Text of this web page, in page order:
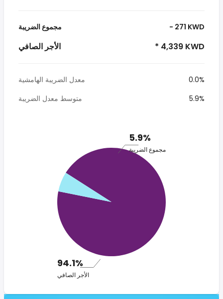
مجموع الضريبة - 271 KWD
الأجر الصافي * 4,339 KWD
معدل الضريبة الهامشية
0.0%
متوسط معدل الضريبة
5.9%
5.9%
مجموع الضريبة
94.1%
الأجر الصافي